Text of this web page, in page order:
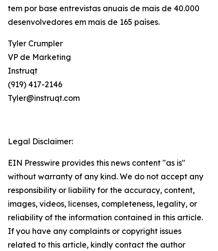
tem por base entrevistas anuais de mais de 40.000
desenvolvedores em mais de 165 países.
Tyler Crumpler
VP de Marketing
Instruqt
(919) 417-2146
Tyler@instruqt.com
Legal Disclaimer:
EIN Presswire provides this news content "as is"
without warranty of any kind. We do not accept any
responsibility or liability for the accuracy, content,
images, videos, licenses, completeness, legality, or
reliability of the information contained in this article.
If you have any complaints or copyright issues
related to this article, kindly contact the author